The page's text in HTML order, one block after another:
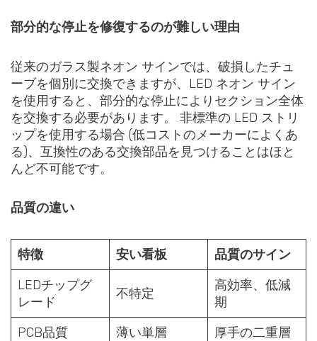
部分的な停止を修復するのが難しい理由
従来のガラス製ネオン サインでは、破損したチュ
ーブを個別に交換できますが、LED ネオン サイン
を使用すると、部分的な停止によりセクション全体
を交換する必要があります。 非標準の LED ストリ
ップを使用する場合 (低コストのメーカーによくあ
る)、互換性のある交換部品を見つけることはほと
んど不可能です。
品質の違い
特徴 安い看板
品質のサイン
LEDチップグ
レード
不特定
高効率、低減
期
PCB品質
薄い単層 厚手の二重層